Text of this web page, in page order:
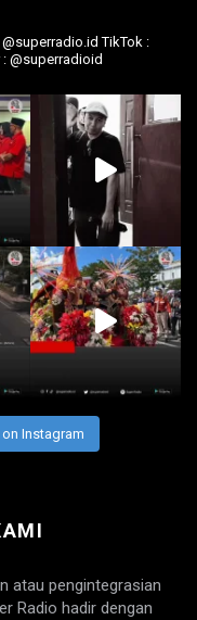
TikTok :
@superradioid
Instagram
atau pengintegrasian
Radio hadir dengan